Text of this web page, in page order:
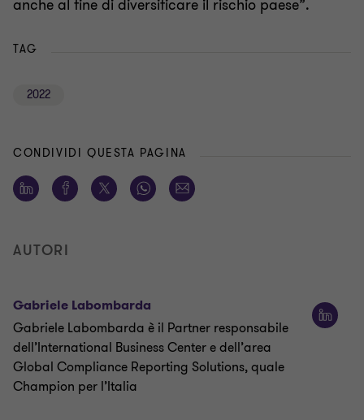
anche al fine di diversificare il rischio paese”.
TAG
2022
CONDIVIDI QUESTA PAGINA
AUTORI
Gabriele Labombarda
Gabriele Labombarda è il Partner responsabile
dell’International Business Center e dell’area
Global Compliance Reporting Solutions, quale
Champion per l’Italia